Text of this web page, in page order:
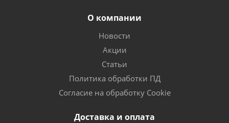
О компании
Новости
Акции
Статьи
Политика обработки ПД
Согласие на обработку Cookie
Доставка и оплата